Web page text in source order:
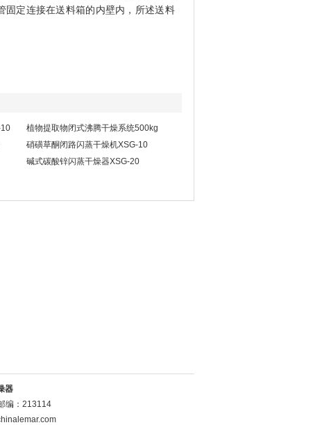
固定连接在送料箱的内壁内，所述送料
​植物提取物闭式沸腾干燥系统500kg
硝磺草酮闭路闪蒸干燥机XSG-10
碱式碳酸锌闪蒸干燥器XSG-20
器
编：213114